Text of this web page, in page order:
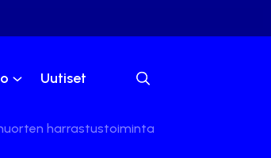
Uutiset
harrastustoiminta